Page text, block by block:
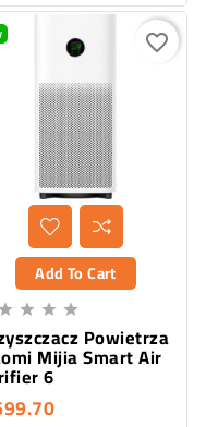
Add To Cart
   
Powietrza
Mijia Smart Air
6
favorite_border